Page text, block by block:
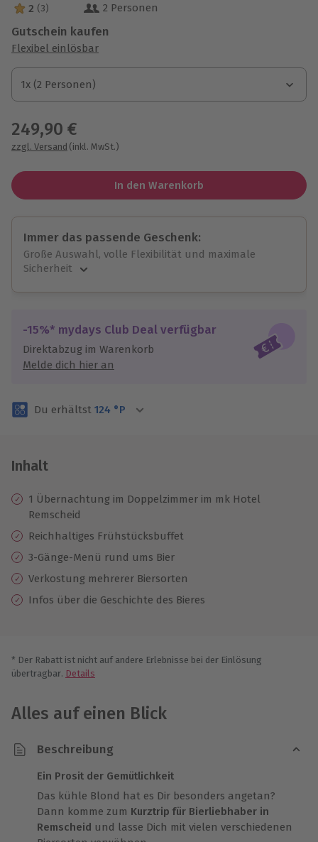
2 Sterne von 5 aus 3 Bewertungen
2 (3) 2 Personen
Gutschein kaufen
Flexibel einlösbar
1x (2 Personen)
1x (2 Personen)
1x (2 Personen)
249,90 €
zzgl. Versand (inkl. MwSt.)
In den Warenkorb
Immer das passende Geschenk:
Große Auswahl, volle Flexibilität und maximale
Sicherheit
Jeder Gutschein für alle Erlebnisse einlösbar.
Maximale Sicherheit
3 Jahre gültig & verlängerbar.
-15%* mydays Club Deal verfügbar
Direktabzug im Warenkorb
Melde dich hier an
Du erhältst 124 °P
Inhalt
1 Übernachtung im Doppelzimmer im mk Hotel
Remscheid
Reichhaltiges Frühstücksbuffet
3-Gänge-Menü rund ums Bier
Verkostung mehrerer Biersorten
Infos über die Geschichte des Bieres
* Der Rabatt ist nicht auf andere Erlebnisse bei der Einlösung
übertragbar. Details
Alles auf einen Blick
Beschreibung
Ein Prosit der Gemütlichkeit
Das kühle Blond hat es Dir besonders angetan?
Dann komme zum Kurztrip für Bierliebhaber in
Remscheid und lasse Dich mit vielen verschiedenen